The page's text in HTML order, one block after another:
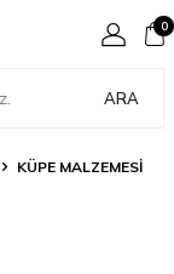
ARA
0
KÜPE MALZEMESI